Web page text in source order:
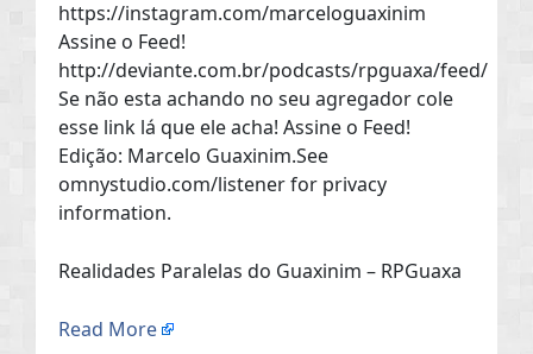
https://instagram.com/marceloguaxinim
Assine o Feed!
http://deviante.com.br/podcasts/rpguaxa/feed/
Se não esta achando no seu agregador cole
esse link lá que ele acha! Assine o Feed!
Edição: Marcelo Guaxinim.See
omnystudio.com/listener for privacy
information.
Realidades Paralelas do Guaxinim – RPGuaxa
Read More